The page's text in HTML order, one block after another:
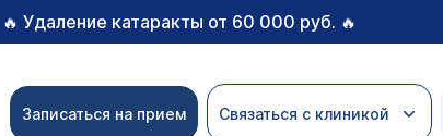
🔥 Удаление катаракты от 60 000 руб. 🔥
Записаться на прием Связаться с клиникой